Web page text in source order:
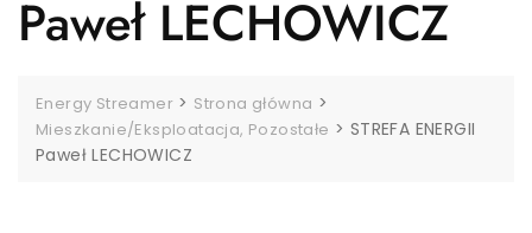
Paweł LECHOWICZ
Energy Streamer > Strona główna >
Mieszkanie/Eksploatacja, Pozostałe > STREFA ENERGII
Paweł LECHOWICZ